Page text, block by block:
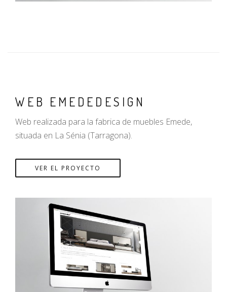
WEB EMEDEDESIGN
Web realizada para la fabrica de muebles Emede,
situada en La Sénia (Tarragona).
VER EL PROYECTO